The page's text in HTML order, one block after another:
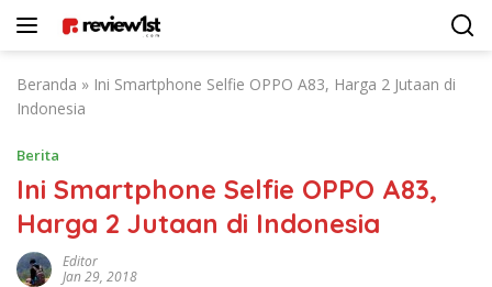
Beranda » Ini Smartphone Selfie OPPO A83, Harga 2 Jutaan di
Indonesia
Berita
Ini Smartphone Selfie OPPO A83,
Harga 2 Jutaan di Indonesia
Editor
Jan 29, 2018